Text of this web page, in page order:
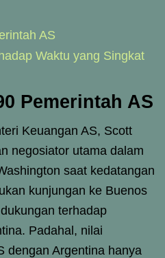
AS
Waktu yang Singkat
Pemerintah AS
Keuangan AS, Scott
negosiator utama dalam
saat kedatangan
kunjungan ke Buenos
terhadap
Padahal, nilai
dengan Argentina hanya